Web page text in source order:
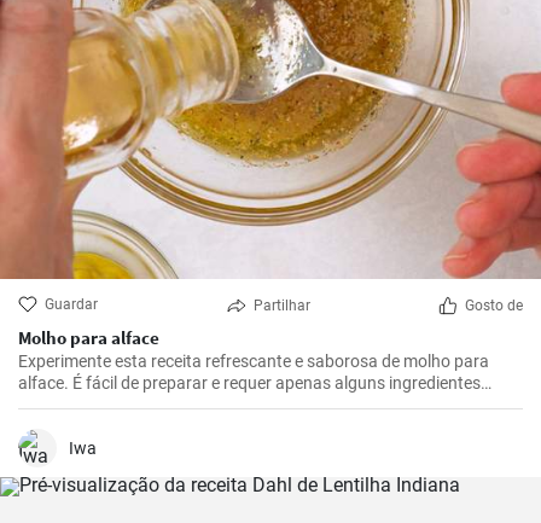
Guardar Partilhar Gosto de
Molho para alface
Experimente esta receita refrescante e saborosa de molho para
alface. É fácil de preparar e requer apenas alguns ingredientes
básicos. É ideal para saladas de verão ou como complemento para
carne grelhada.
Iwa